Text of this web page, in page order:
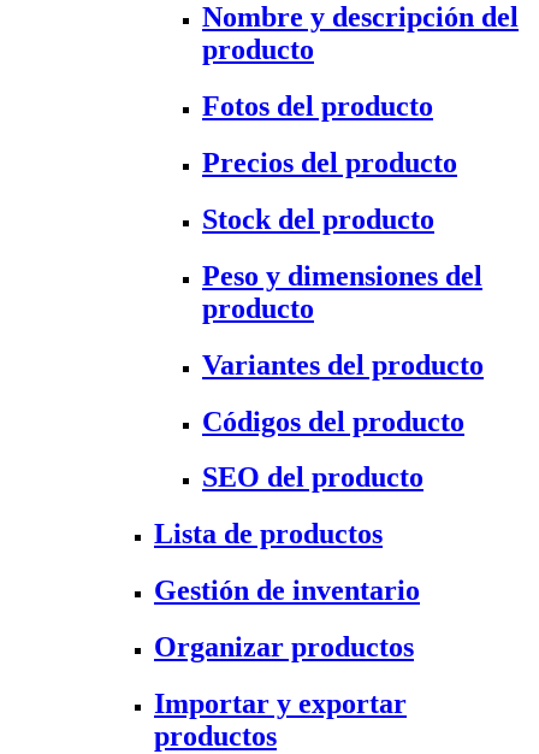
Nombre y descripción del
producto
Fotos del producto
Precios del producto
Stock del producto
Peso y dimensiones del
producto
Variantes del producto
Códigos del producto
SEO del producto
Lista de productos
Gestión de inventario
Organizar productos
Importar y exportar
productos